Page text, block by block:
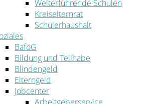
Weiterführende Schulen
Kreiselternrat
Schülerhaushalt
BaföG
Bildung und Teilhabe
Blindengeld
Elterngeld
Jobcenter